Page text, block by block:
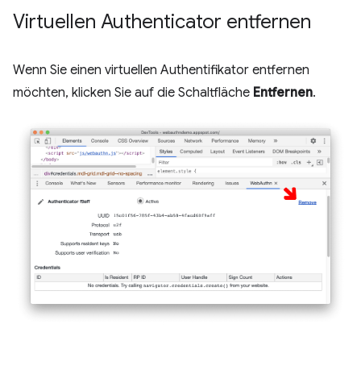
Virtuellen Authenticator entfernen
Wenn Sie einen virtuellen Authentifikator entfernen
möchten, klicken Sie auf die Schaltfläche Entfernen.